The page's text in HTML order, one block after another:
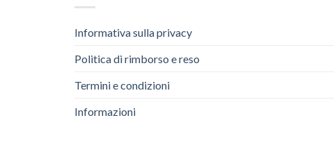
Informativa sulla privacy
Politica di rimborso e reso
Termini e condizioni
Informazioni